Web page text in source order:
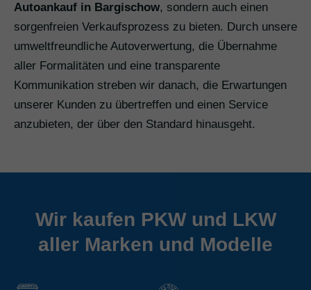
Autoankauf in Bargischow, sondern auch einen
sorgenfreien Verkaufsprozess zu bieten. Durch unsere
umweltfreundliche Autoverwertung, die Übernahme
aller Formalitäten und eine transparente
Kommunikation streben wir danach, die Erwartungen
unserer Kunden zu übertreffen und einen Service
anzubieten, der über den Standard hinausgeht.
Wir kaufen PKW und LKW
aller Marken und Modelle